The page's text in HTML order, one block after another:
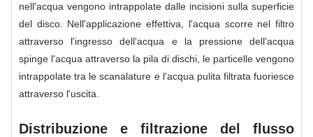
nell'acqua vengono intrappolate dalle incisioni sulla superficie
del disco. Nell'applicazione effettiva, l'acqua scorre nel filtro
attraverso l'ingresso dell'acqua e la pressione dell'acqua
spinge l'acqua attraverso la pila di dischi, le particelle vengono
intrappolate tra le scanalature e l'acqua pulita filtrata fuoriesce
attraverso l'uscita.
Distribuzione e filtrazione del flusso